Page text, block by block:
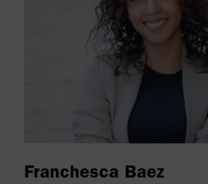
Franchesca Baez